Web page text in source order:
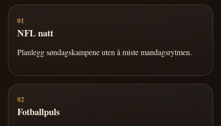
01
NFL natt
Planlegg søndagskampene uten å miste mandagsrytmen.
02
Fotballpuls